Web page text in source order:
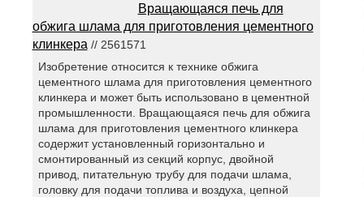
Вращающаяся печь для
обжига шлама для приготовления цементного
клинкера // 2561571
Изобретение относится к технике обжига
цементного шлама для приготовления цементного
клинкера и может быть использовано в цементной
промышленности. Вращающаяся печь для обжига
шлама для приготовления цементного клинкера
содержит установленный горизонтально и
смонтированный из секций корпус, двойной
привод, питательную трубу для подачи шлама,
головку для подачи топлива и воздуха, цепной